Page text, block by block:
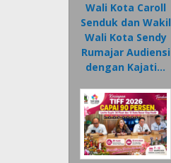
Wali Kota Caroll
Senduk dan Wakil
Wali Kota Sendy
Rumajar Audiensi
dengan Kajati…